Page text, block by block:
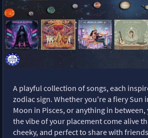
A playful collection of songs, each
zodiac sign. Whether you're a fiery Sun
Moon in Pisces, or anything in
the vibe of your placement come alive
cheeky, and perfect to share with